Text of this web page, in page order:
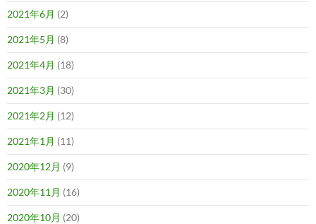
2021年6月 (2)
2021年5月 (8)
2021年4月 (18)
2021年3月 (30)
2021年2月 (12)
2021年1月 (11)
2020年12月 (9)
2020年11月 (16)
2020年10月 (20)